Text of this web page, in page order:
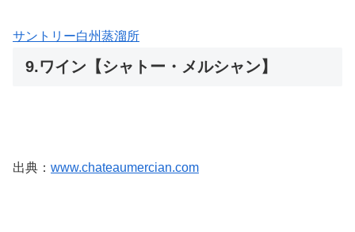
サントリー白州蒸溜所
9.ワイン【シャトー・メルシャン】
出典： www.chateaumercian.com